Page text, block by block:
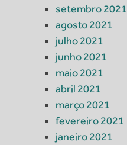
setembro 2021
agosto 2021
julho 2021
junho 2021
maio 2021
abril 2021
março 2021
fevereiro 2021
janeiro 2021